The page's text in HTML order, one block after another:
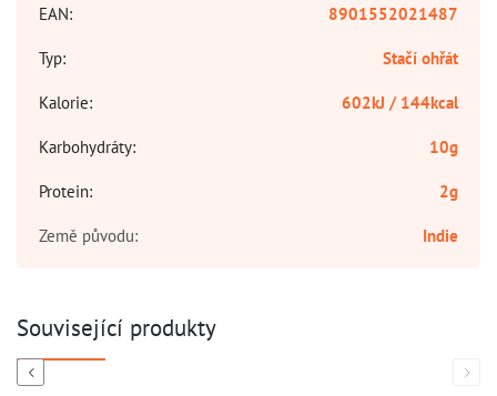
EAN:
8901552021487
Typ:
Stačí ohřát
Kalorie:
602kJ / 144kcal
Karbohydráty:
10g
Protein:
2g
Země původu: Indie
Související produkty
Previous Next